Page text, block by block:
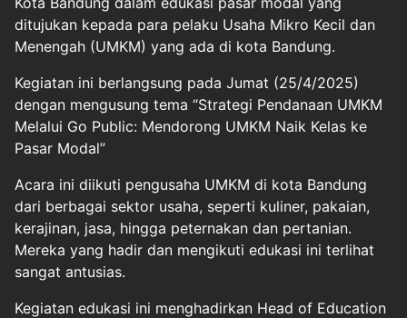
ditujukan kepada para pelaku Usaha Mikro Kecil dan
Menengah (UMKM) yang ada di kota Bandung.
Kegiatan ini berlangsung pada Jumat (25/4/2025)
dengan mengusung tema “Strategi Pendanaan UMKM
Melalui Go Public: Mendorong UMKM Naik Kelas ke
Pasar Modal”
Acara ini diikuti pengusaha UMKM di kota Bandung
dari berbagai sektor usaha, seperti kuliner, pakaian,
kerajinan, jasa, hingga peternakan dan pertanian.
Mereka yang hadir dan mengikuti edukasi ini terlihat
sangat antusias.
Kegiatan edukasi ini menghadirkan Head of Education